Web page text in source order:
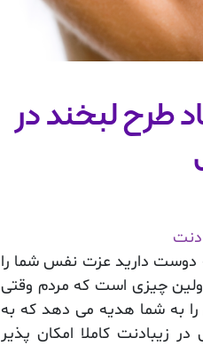
طرح لبخند در
دوست دارید عزت نفس شما را
چیزی است که مردم وقتی
را به شما هدیه می دهد که به
زیبادنت کاملا امکان پذیر